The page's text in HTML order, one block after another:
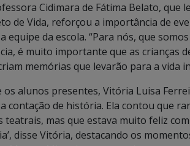
Cidimara de Fátima Belato, que
de Vida, reforçou a importância de
equipe da escola. “Para nós, que
é muito importante que as crianças
memórias que levarão para a vida
os alunos presentes, Vitória Luisa
contação de história. Ela contou que
teatrais, mas que estava muito feliz
disse Vitória, destacando os